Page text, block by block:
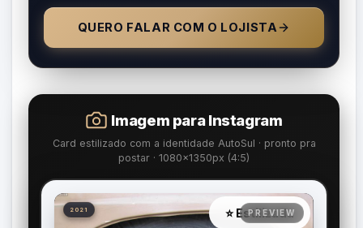
QUERO FALAR COM O LOJISTA
Imagem para Instagram
Card estilizado com a identidade AutoSul · pronto pra
postar · 1080×1350px (4:5)
2021 ⭐ Estilizada